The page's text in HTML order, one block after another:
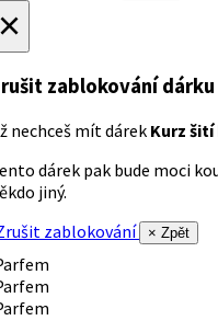
zablokování dárku
nechceš mít dárek Kurz
dárek pak bude moci
jiný.
zablokování
× Zpět